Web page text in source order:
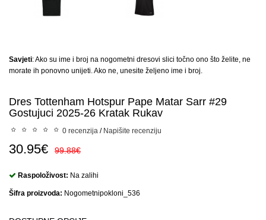
Savjeti: Ako su ime i broj na nogometni dresovi slici točno ono što želite, ne
morate ih ponovno unijeti. Ako ne, unesite željeno ime i broj.
Dres Tottenham Hotspur Pape Matar Sarr #29
Gostujuci 2025-26 Kratak Rukav
0 recenzija / Napišite recenziju
30.95€ 99.88€
Raspoloživost: Na zalihi
Šifra proizvoda: Nogometnipokloni_536